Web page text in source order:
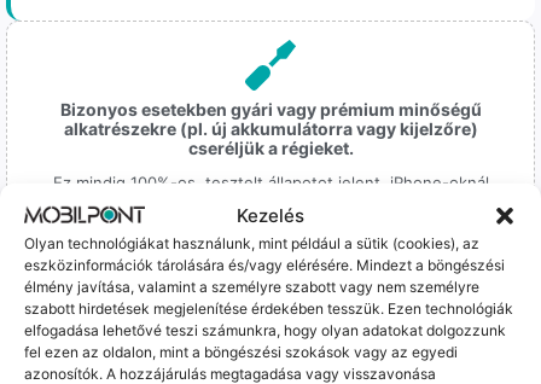
Kezelés
Olyan technológiákat használunk, mint például a sütik (cookies), az
eszközinformációk tárolására és/vagy elérésére. Mindezt a böngészési
élmény javítása, valamint a személyre szabott vagy nem személyre
szabott hirdetések megjelenítése érdekében tesszük. Ezen technológiák
elfogadása lehetővé teszi számunkra, hogy olyan adatokat dolgozzunk
fel ezen az oldalon, mint a böngészési szokások vagy az egyedi
azonosítók. A hozzájárulás megtagadása vagy visszavonása
Bizonyos esetekben gyári vagy prémium minőségű
alkatrészekre (pl. új akkumulátorra vagy kijelzőre)
cseréljük a régieket.
Ez mindig 100%-os, tesztelt állapotot jelent. iPhone-oknál
előfordulhat az "Ismeretlen alkatrész" jelzés, de ne aggódj, ez
csak a gyártó szoftveres üzenete – a telefonod ettől még
tökéletesen és hibátlanul teszi a dolgát! Ha valahol (pl. Samsung
S-széria) a gyárinál rosszabb minőségű az alkatrész, azt a
termékleírásban külön jelezzük neked.